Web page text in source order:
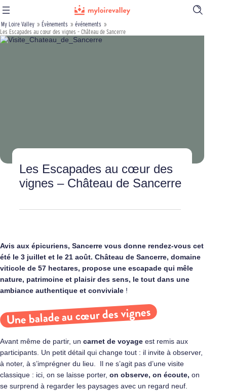
Ouvrir
de
My Loire Valley » Évènements » événements »
Les Escapades au cœur des vignes – Château de Sancerre
Les Escapades au cœur des
vignes – Château de Sancerre
Avis aux épicuriens, Sancerre vous donne rendez-vous cet
été le 3 juillet et le 21 août. Château de Sancerre, domaine
viticole de 57 hectares, propose une escapade qui mêle
nature, patrimoine et plaisir des sens, le tout dans une
ambiance authentique et conviviale !
Une balade au cœur des vignes
Avant même de partir, un carnet de voyage est remis aux
participants. Un petit détail qui change tout : il invite à observer,
à noter, à s’imprégner du lieu. Il ne s’agit pas d’une visite
classique : ici, on se laisse porter, on observe, on écoute, on
se surprend à regarder les paysages avec un regard neuf.